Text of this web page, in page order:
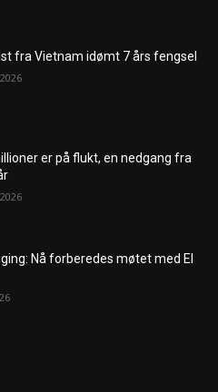
fra Vietnam idømt 7 års fengsel
er på flukt, en nedgang fra
Nå forberedes møtet med El